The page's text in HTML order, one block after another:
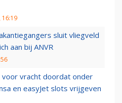
16:19
sluit vliegveld
aan bij ANVR
vracht doordat onder
en easyJet slots vrijgeven